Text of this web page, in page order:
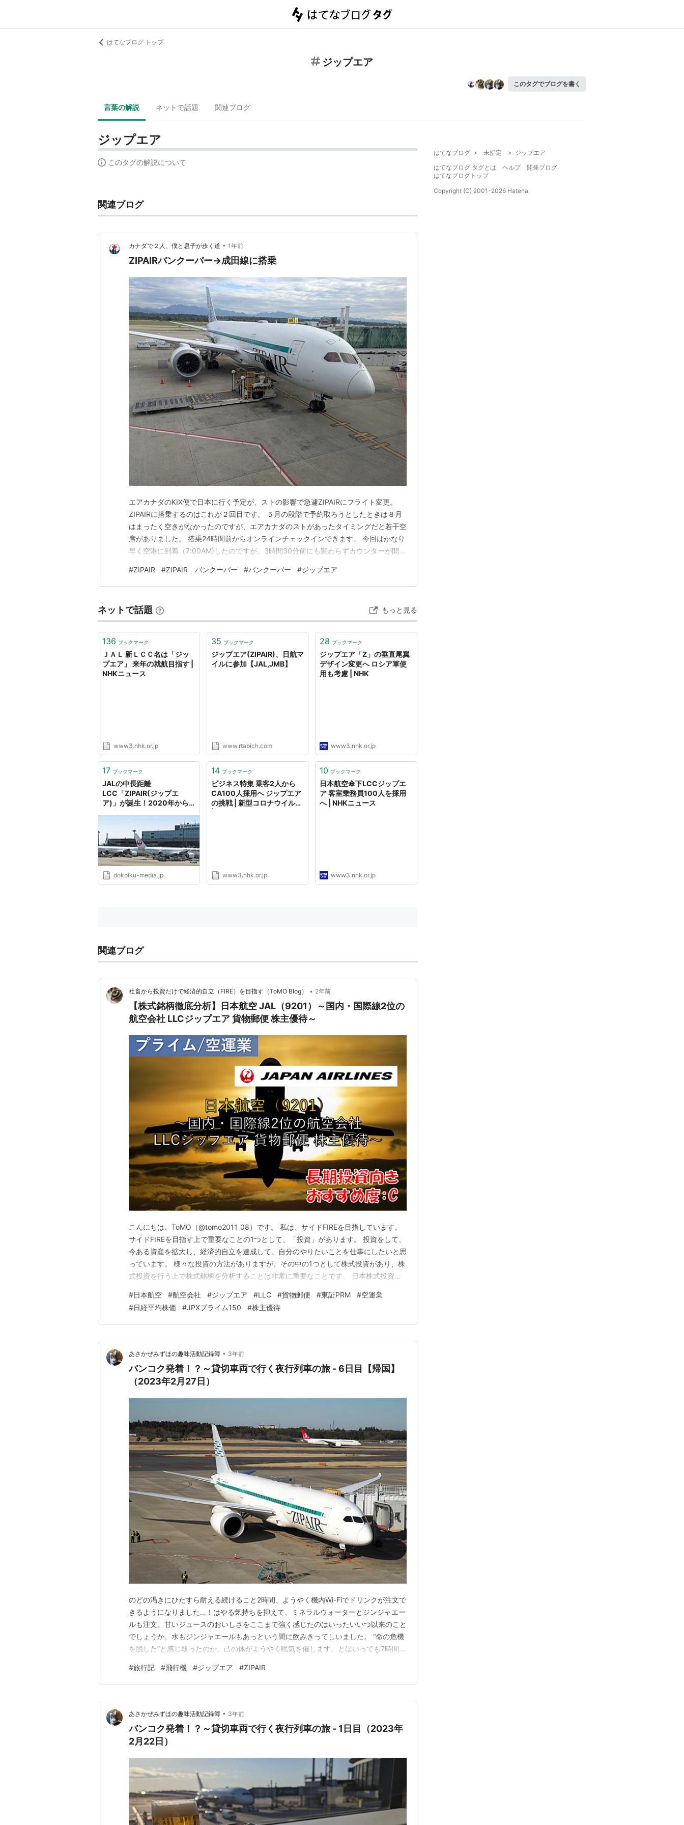
はてなブログ トップ
ジップエア
このタグでブログを書く
言葉の解説 ネットで話題 関連ブログ
ジップエア
このタグの解説について
関連ブログ
カナダで２人、僕と息子が歩く道 • 1年前
ZIPAIRバンクーバー→成田線に搭乗
エアカナダのKIX便で日本に行く予定が、ストの影響で急遽ZIPAIRにフライト変更。
ZIPAIRに搭乗するのはこれが２回目です。 ５月の段階で予約取ろうとしたときは８月
はまったく空きがなかったのですが、エアカナダのストがあったタイミングだと若干空
席がありました。 搭乗24時間前からオンラインチェックインできます。 今回はかなり
早く空港に到着（7:00AM)したのですが、3時間30分前にも関わらずカウンターが開い
早くてありがたいですね。 機内には無料Wifiがあります。 たくさんの人がアクセスす
るためか、ネット…
#ZIPAIR #ZIPAIR バンクーバー #バンクーバー #ジップエア
ネットで話題 もっと見る
136 ブックマーク
ＪＡＬ 新ＬＣＣ名は「ジッ
プエア」 来年の就航目指す |
NHKニュース
www3.nhk.or.jp
35 ブックマーク
ジップエア(ZIPAIR)、日航マ
イルに参加【JAL,JMB】
www.rtabich.com
28 ブックマーク
ジップエア「Z」の垂直尾翼
デザイン変更へ ロシア軍使
用も考慮 | NHK
www3.nhk.or.jp
17 ブックマーク
JALの中長距離
LCC「ZIPAIR(ジップエ
ア)」が誕生！2020年から
内・海外旅行のおすすめ情報
メディア
dokoiku-media.jp
14 ブックマーク
ビジネス特集 乗客2人から
CA100人採用へ ジップエア
の挑戦 | 新型コロナウイルス
www3.nhk.or.jp
10 ブックマーク
日本航空傘下LCCジップエ
ア 客室乗務員100人を採用
へ | NHKニュース
www3.nhk.or.jp
関連ブログ
社畜から投資だけで経済的自立（FIRE）を目指す（ToMO Blog） • 2年前
【株式銘柄徹底分析】日本航空 JAL（9201）～国内・国際線2位の
航空会社 LLCジップエア 貨物郵便 株主優待～
こんにちは、ToMO（@tomo2011_08）です。 私は、サイドFIREを目指しています。
サイドFIREを目指す上で重要なことの1つとして、「投資」があります。 投資をして、
今ある資産を拡大し、経済的自立を達成して、自分のやりたいことを仕事にしたいと思
っています。 様々な投資の方法がありますが、その中の1つとして株式投資があり、株
式投資を行う上で株式銘柄を分析することは非常に重要なことです。 日本株式投資を
から購入して読まれることをお勧めします。 リンク 銘柄の事業内容は？、業績はどう
か？、配当はいくらなのか？…
#日本航空 #航空会社 #ジップエア #LLC #貨物郵便 #東証PRM #空運業
#日経平均株価 #JPXプライム150 #株主優待
あさかぜみずほの趣味活動記録簿 • 3年前
バンコク発着！？～貸切車両で行く夜行列車の旅 - 6日目【帰国】
（2023年2月27日）
のどの渇きにひたすら耐える続けること2時間、ようやく機内Wi-Fiでドリンクが注文で
きるようになりました…！はやる気持ちを抑えて、ミネラルウォーターとジンジャエー
ルも注文。甘いジュースのおいしさをここまで強く感じたのはいったいいつ以来のこと
でしょうか。水もジンジャエールもあっという間に飲みきってしいました。 “命の危機
を脱した”と感じ取ったのか、己の体がようやく眠気を催します。とはいっても7時間半
ん。2時間ほど眠ったところで、太陽の昇る気配で目を覚ましました。遮るものが何も
ない、美しい夜明けです。 窓のボタンを押し…
#旅行記 #飛行機 #ジップエア #ZIPAIR
あさかぜみずほの趣味活動記録簿 • 3年前
バンコク発着！？～貸切車両で行く夜行列車の旅 - 1日目（2023年
2月22日）
はてなブログ > 未指定 > ジップエア
はてなブログ タグとは
ヘルプ
開発ブログ
はてなブログトップ
Copyright (C) 2001-2026 Hatena.